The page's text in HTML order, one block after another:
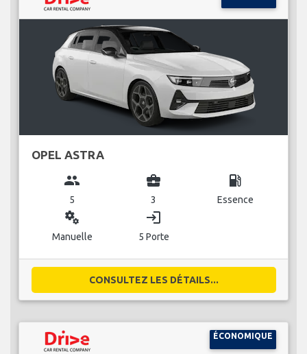
OPEL ASTRA
group
5
business_center
3
local_gas_station
Essence
miscellaneous_services
Manuelle
login
5 Porte
CONSULTEZ LES DÉTAILS...
ÉCONOMIQUE